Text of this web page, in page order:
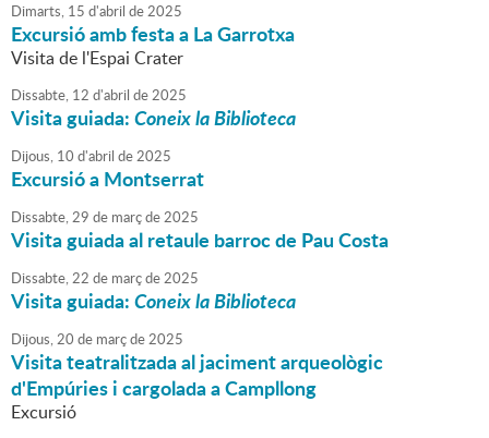
Dimarts, 15 d'abril de2025
Excursió amb festa a La Garrotxa
Visita de l'Espai Crater
Dissabte, 12 d'abril de2025
Visita guiada:Coneix la Biblioteca
Dijous, 10 d'abril de2025
Excursió a Montserrat
Dissabte,29 de marçde2025
Visita guiada al retaule barroc de Pau Costa
Dissabte,22 de marçde2025
Visita guiada:Coneix la Biblioteca
Dijous,20 de marçde2025
Visita teatralitzada al jaciment arqueològic
d'Empúries i cargolada a Campllong
Excursió